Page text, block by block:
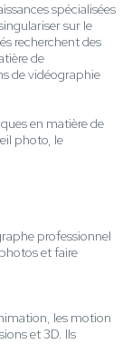
spécialisées
sur le
recherchent des
de
de vidéographie
en matière de
photo, le
professionnel
et faire
les motion
et 3D. Ils